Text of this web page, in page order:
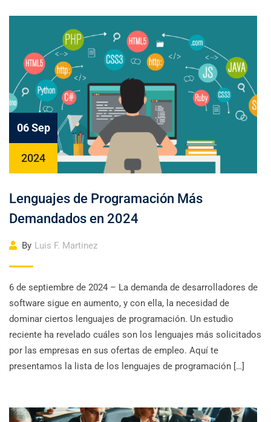
06 Sep
2024
Lenguajes de Programación Más
Demandados en 2024
By Luis F. Martinez
6 de septiembre de 2024 – La demanda de desarrolladores de
software sigue en aumento, y con ella, la necesidad de
dominar ciertos lenguajes de programación. Un estudio
reciente ha revelado cuáles son los lenguajes más solicitados
por las empresas en sus ofertas de empleo. Aquí te
presentamos la lista de los lenguajes de programación […]